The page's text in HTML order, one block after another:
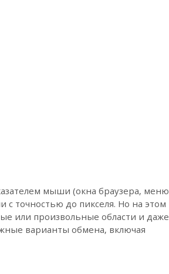
мыши (окна браузера, меню
точностью до пикселя. Но на этом
или произвольные области и даже
варианты обмена, включая